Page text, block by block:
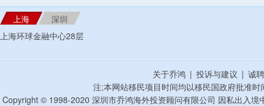
上海
深圳
上海环球金融中心28层
关于乔鸿 | 投诉与建议 | 诚
注;本网站移民项目时间均以移民国政府批准
Copyright © 1998-2020 深圳市乔鸿海外投资顾问有限公司 因私出入